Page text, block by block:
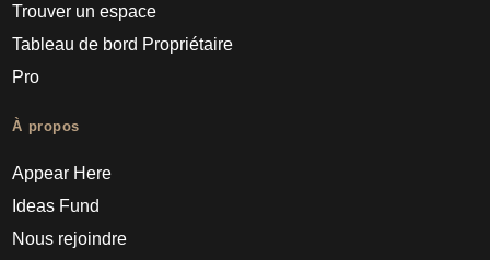
Trouver un espace
Tableau de bord Propriétaire
Pro
À propos
Appear Here
Ideas Fund
Nous rejoindre